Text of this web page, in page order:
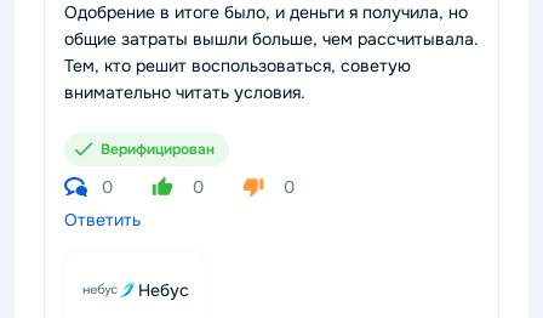
Одобрение в итоге было, и деньги я получила, но
общие затраты вышли больше, чем рассчитывала.
Тем, кто решит воспользоваться, советую
внимательно читать условия.
Верифицирован
0 0
0
Ответить
Небус